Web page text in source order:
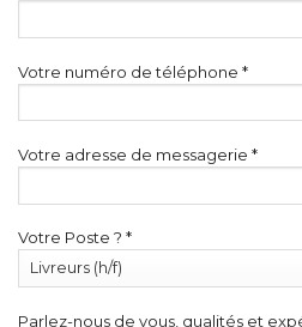
Votre numéro de téléphone *
Votre adresse de messagerie *
Votre Poste ? *
Parlez-nous de vous, qualités et